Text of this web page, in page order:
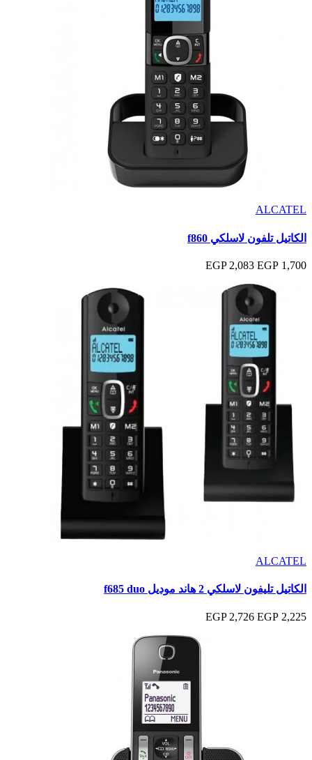
ALCATEL
الكاتيل تلفون لاسلكي f860
1,700 EGP
2,083 EGP
ALCATEL
الكاتيل تليفون لاسلكي 2 هاند موديل f685 duo
2,225 EGP
2,726 EGP